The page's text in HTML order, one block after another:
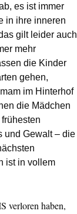
es ist immer
in ihre inneren
gilt leider auch
mehr
die Kinder
gehen,
im Hinterhof
die Mädchen
und Gewalt – die
ist in vollem
verloren haben,